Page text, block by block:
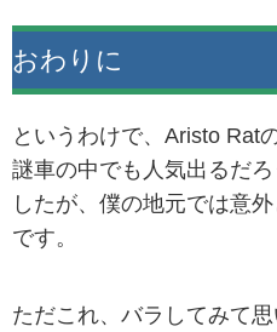
おわりに
というわけで、Aristo Rat
謎車の中でも人気出るだ
したが、僕の地元では意
です。
ただこれ、バラしてみて